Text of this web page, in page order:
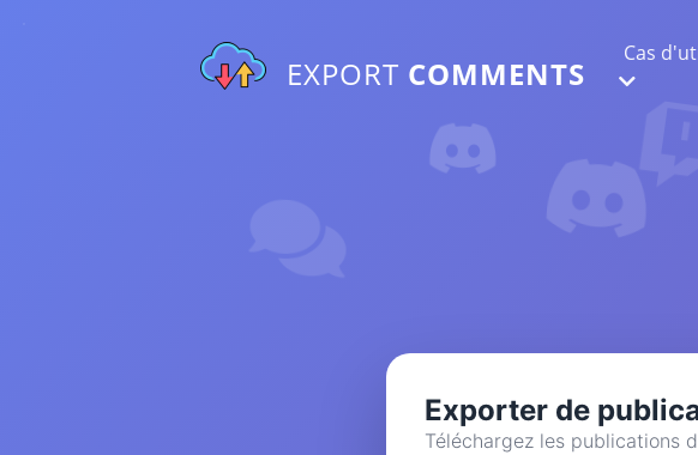
EXPORT COMMENTS
Cas
Exporter de
Téléchargez les publications